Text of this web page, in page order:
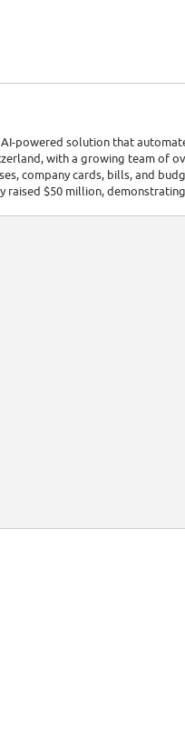
powered solution that
with a growing team of
company cards, bills, and
raised $50 million,